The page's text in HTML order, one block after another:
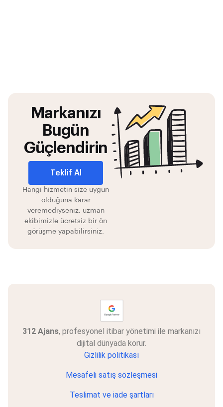
Markanızı
Bugün
Güçlendirin
Teklif Al
Hangi hizmetin size uygun
olduğuna karar
veremediyseniz, uzman
ekibimizle ücretsiz bir ön
görüşme yapabilirsiniz.
312 Ajans, profesyonel itibar yönetimi ile markanızı
dijital dünyada korur.
Gizlilik politikası
Mesafeli satış sözleşmesi
Teslimat ve iade şartları